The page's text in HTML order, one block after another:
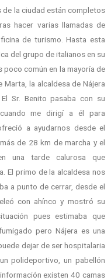
la ciudad están completos
hacer varias llamadas de
de turismo. Hasta esta
del grupo de italianos en su
común en la mayoría de
la alcaldesa de Nájera
Sr. Benito pasaba con su
me dirigí a él para
a ayudarnos desde el
de 28 km de marcha y el
una tarde calurosa que
El primo de la alcaldesa nos
a punto de cerrar, desde el
con ahínco y mostró su
pues estimaba que
pero Nájera es una
dejar de ser hospitalaria
polideportivo, un pabellón
existen 40 camas